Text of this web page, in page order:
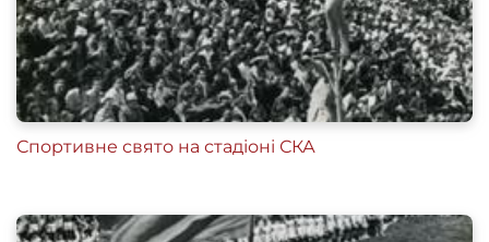
Спортивне свято на стадіоні СКА